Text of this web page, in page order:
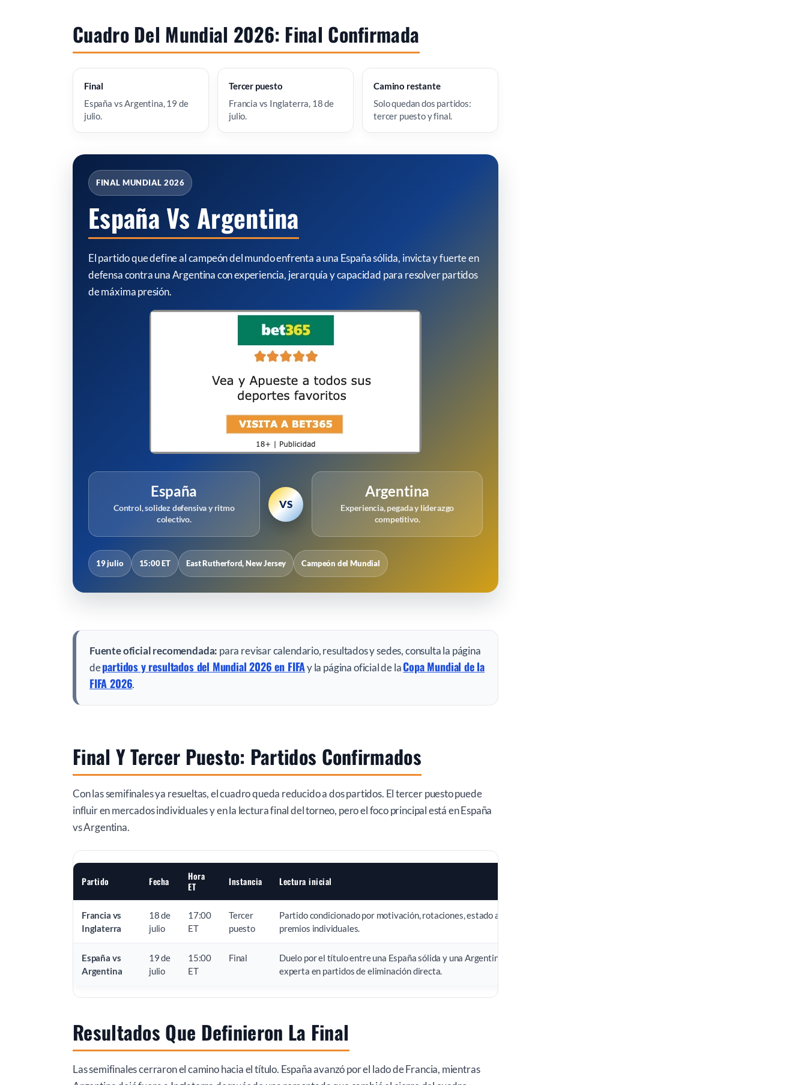
Cuadro Del Mundial 2026: Final Confirmada
Final
España vs Argentina, 19 de
julio.
Tercer puesto
Francia vs Inglaterra, 18 de
julio.
Camino restante
Solo quedan dos partidos:
tercer puesto y final.
FINAL MUNDIAL 2026
España Vs Argentina
El partido que define al campeón del mundo enfrenta a una España sólida, invicta y fuerte en
defensa contra una Argentina con experiencia, jerarquía y capacidad para resolver partidos
de máxima presión.
España
Control, solidez defensiva y ritmo
colectivo.
VS
Argentina
Experiencia, pegada y liderazgo
competitivo.
19 julio 15:00 ET East Rutherford, New Jersey Campeón del Mundial
Fuente oficial recomendada: para revisar calendario, resultados y sedes, consulta la página
departidos y resultados del Mundial 2026 en FIFAy la página oficial de laCopa Mundial de la
FIFA 2026.
Final Y Tercer Puesto: Partidos Confirmados
Con las semifinales ya resueltas, el cuadro queda reducido a dos partidos. El tercer puesto puede
influir en mercados individuales y en la lectura final del torneo, pero el foco principal está en España
vs Argentina.
Partido Fecha
Hora
ET
Instancia Lectura inicial
Francia vs
Inglaterra
18 de
julio
17:00
ET
Tercer
puesto
Partido condicionado por motivación, rotaciones, estado anímico y
premios individuales.
España vs
Argentina
19 de
julio
15:00
ET
Final
Duelo por el título entre una España sólida y una Argentina
experta en partidos de eliminación directa.
Resultados Que Definieron La Final
Las semifinales cerraron el camino hacia el título. España avanzó por el lado de Francia, mientras